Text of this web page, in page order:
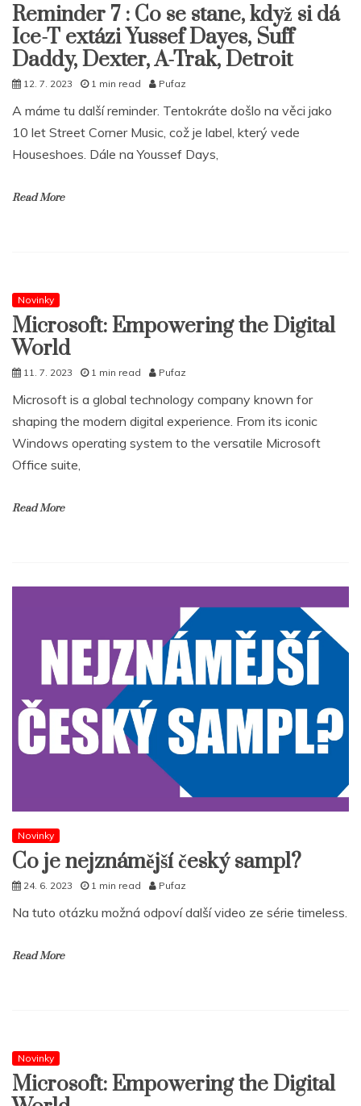
Reminder 7 : Co se stane, když si dá
Ice-T extázi Yussef Dayes, Suff
Daddy, Dexter, A-Trak, Detroit
12. 7. 2023 1 min read Pufaz
A máme tu další reminder. Tentokráte došlo na věci jako
10 let Street Corner Music, což je label, který vede
Houseshoes. Dále na Youssef Days,
Read More
Novinky
Microsoft: Empowering the Digital
World
11. 7. 2023 1 min read Pufaz
Microsoft is a global technology company known for
shaping the modern digital experience. From its iconic
Windows operating system to the versatile Microsoft
Office suite,
Read More
Novinky
Co je nejznámější český sampl?
24. 6. 2023 1 min read Pufaz
Na tuto otázku možná odpoví další video ze série timeless.
Read More
Novinky
Microsoft: Empowering the Digital